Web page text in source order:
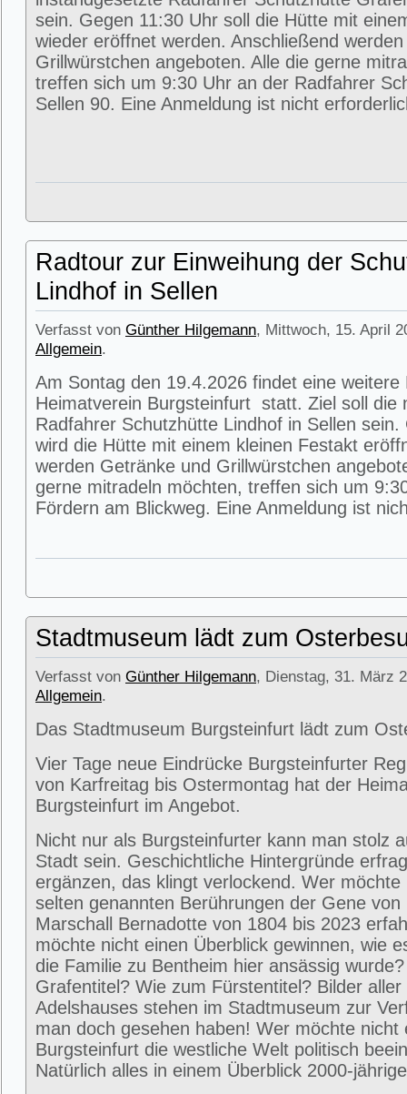
sein. Gegen 11:30 Uhr soll die Hütte mit
wieder eröffnet werden. Anschließend
Grillwürstchen angeboten. Alle die gerne
treffen sich um 9:30 Uhr an der Radfahrer
Sellen 90. Eine Anmeldung ist nicht
Radtour zur Einweihung der
Lindhof in Sellen
Verfasst von Günther Hilgemann, Mittwoch, 15. April
Allgemein.
Am Sontag den 19.4.2026 findet eine weitere
Heimatverein Burgsteinfurt statt. Ziel soll die
Radfahrer Schutzhütte Lindhof in Sellen sein.
wird die Hütte mit einem kleinen Festakt
werden Getränke und Grillwürstchen
gerne mitradeln möchten, treffen sich um
Fördern am Blickweg. Eine Anmeldung ist
Stadtmuseum lädt zum
Verfasst von Günther Hilgemann, Dienstag, 31. März
Allgemein.
Das Stadtmuseum Burgsteinfurt lädt zum
Vier Tage neue Eindrücke Burgsteinfurter
von Karfreitag bis Ostermontag hat der
Burgsteinfurt im Angebot.
Nicht nur als Burgsteinfurter kann man stolz
Stadt sein. Geschichtliche Hintergründe
ergänzen, das klingt verlockend. Wer möchte
selten genannten Berührungen der Gene von
Marschall Bernadotte von 1804 bis 2023
möchte nicht einen Überblick gewinnen, wie
die Familie zu Bentheim hier ansässig
Grafentitel? Wie zum Fürstentitel? Bilder
Adelshauses stehen im Stadtmuseum zur
man doch gesehen haben! Wer möchte nicht
Burgsteinfurt die westliche Welt politisch
Natürlich alles in einem Überblick 2000-